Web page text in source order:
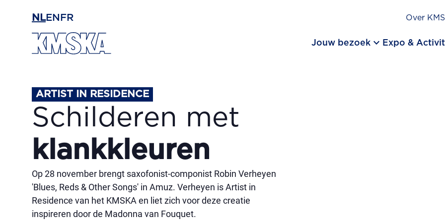
NLEN FR Over
Jouw bezoek keyboard_arrow_down Expo &
ARTIST IN RESIDENCE
Schilderen met
klankkleuren
Op 28 november brengt saxofonist-componist Robin Verheyen
'Blues, Reds & Other Songs' in Amuz. Verheyen is Artist in
Residence van het KMSKA en liet zich voor deze creatie
inspireren door de Madonna van Fouquet.